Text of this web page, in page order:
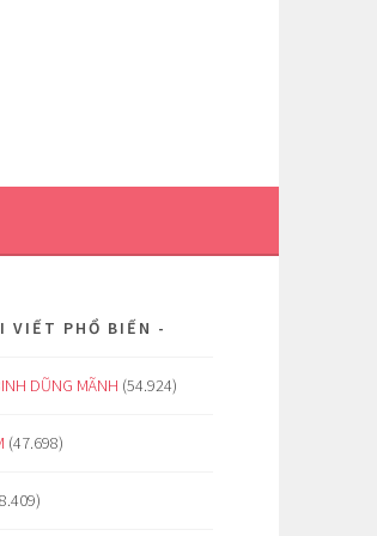
VIẾT PHỔ BIẾN
DŨNG MÃNH (54.924)
(47.698)